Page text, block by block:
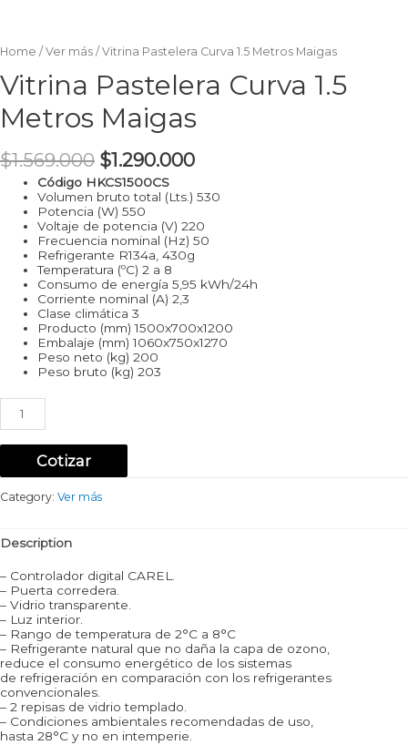
Home /Ver más / Vitrina Pastelera Curva 1.5 Metros Maigas
Vitrina Pastelera Curva 1.5
Metros Maigas
$1.569.000 $1.290.000
Código HKCS1500CS
Volumen bruto total (Lts.) 530
Potencia (W) 550
Voltaje de potencia (V) 220
Frecuencia nominal (Hz) 50
Refrigerante R134a, 430g
Temperatura (ºC) 2 a 8
Consumo de energía 5,95 kWh/24h
Corriente nominal (A) 2,3
Clase climática 3
Producto (mm) 1500x700x1200
Embalaje (mm) 1060x750x1270
Peso neto (kg) 200
Peso bruto (kg) 203
Pastelera
Curva
1.5
Metros
Maigas
quantity
Cotizar
Category: Ver más
Description
– Controlador digital CAREL.
– Puerta corredera.
– Vidrio transparente.
– Luz interior.
– Rango de temperatura de 2°C a 8°C
– Refrigerante natural que no daña la capa de ozono,
reduce el consumo energético de los sistemas
de refrigeración en comparación con los refrigerantes
convencionales.
– 2 repisas de vidrio templado.
– Condiciones ambientales recomendadas de uso,
hasta 28°C y no en intemperie.